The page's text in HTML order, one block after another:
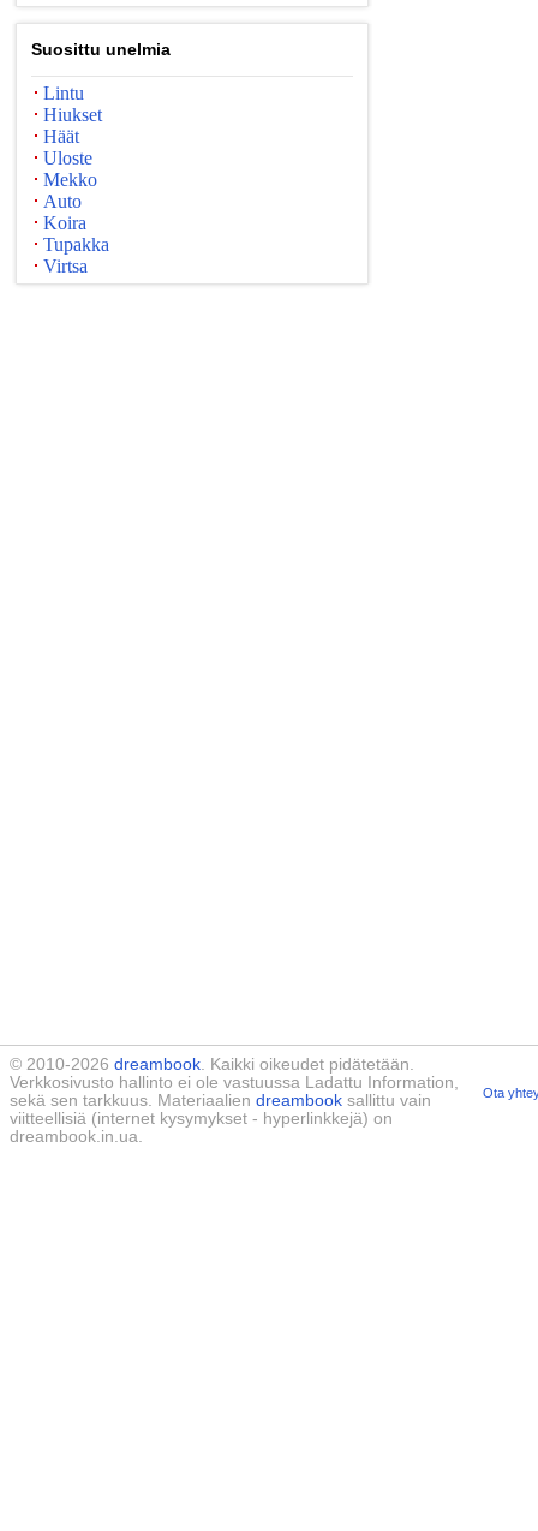
Suosittu unelmia
Lintu
Hiukset
Häät
Uloste
Mekko
Auto
Koira
Tupakka
Virtsa
© 2010-2026 dreambook. Kaikki oikeudet pidätetään.
Verkkosivusto hallinto ei ole vastuussa Ladattu Information,
sekä sen tarkkuus. Materiaalien dreambook sallittu vain
viitteellisiä (internet kysymykset - hyperlinkkejä) on
dreambook.in.ua.
Ota